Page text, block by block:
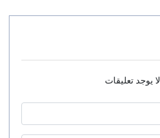
لا يوجد تعليقات